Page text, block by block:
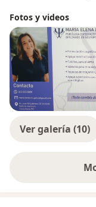
Fotos y videos
Ver galería (10)